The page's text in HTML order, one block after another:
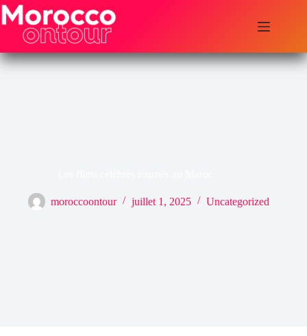
Passer
au
contenu
moroccoontour juillet 1, 2025 Uncategorized